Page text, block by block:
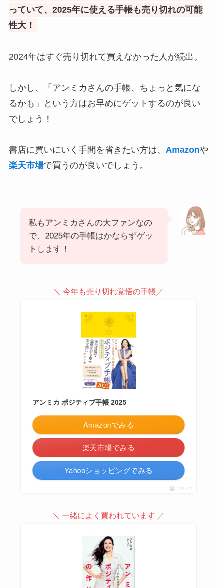
っていて、2025年に使える手帳も売り切れの可能
性大！
2024年はすぐ売り切れて買えなかった人が続出。
しかし、「アンミカさんの手帳、ちょっと気にな
るかも」という方はお早めにゲットするのが良い
でしょう！
書店に買いにいく手間を省きたい方は、 Amazonや
楽天市場で買うのが良いでしょう。
私もアンミカさんの大ファンなの
で、2025年の手帳はかならずゲッ
トします！
＼ 今年も売り切れ覚悟の手帳／
アンミカ ポジティブ手帳 2025
Amazonでみる
楽天市場でみる
Yahooショッピングでみる
ポチップ
＼ 一緒によく買われています ／